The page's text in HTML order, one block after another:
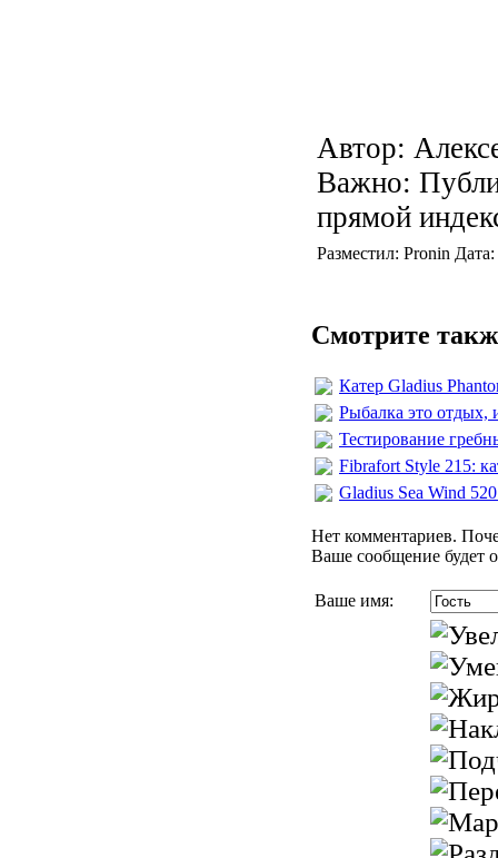
Автор:
Важно:
прямой
Разместил: Pronin
Смотрите
Катер Gladius
Рыбалка это отдых,
Тестирование
Fibrafort Style 215:
Gladius Sea Wind
Нет комментариев.
Ваше сообщение будет
Ваше имя: